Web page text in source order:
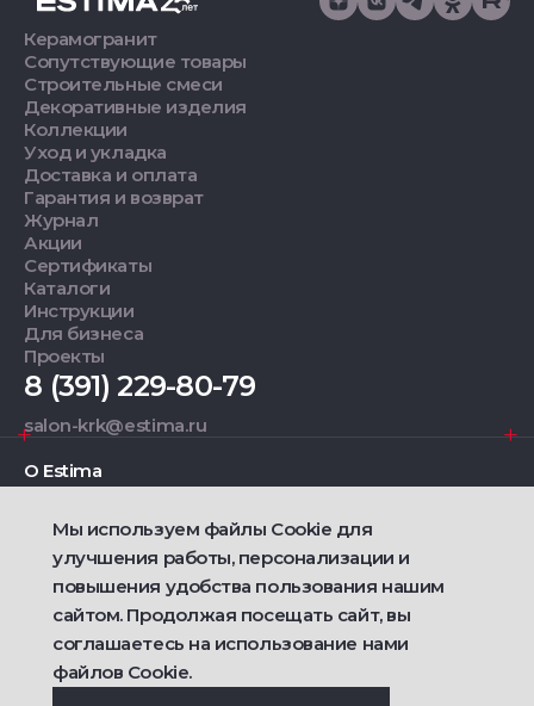
Керамогранит
Сопутствующие товары
Строительные смеси
Декоративные изделия
Коллекции
Уход и укладка
Доставка и оплата
Гарантия и возврат
Журнал
Акции
Сертификаты
Каталоги
Инструкции
Для бизнеса
Проекты
8 (391) 229-80-79
salon-krk@estima.ru
О Estima
Дизайнерам
Фирменные салоны
2021 — 2026 © Estima
Политика конфиденциальности
Договор публичной оферты о продаже товаров
Мы используем файлы Cookie для
улучшения работы, персонализации и
повышения удобства пользования нашим
сайтом. Продолжая посещать сайт, вы
соглашаетесь на использование нами
файлов Cookie.